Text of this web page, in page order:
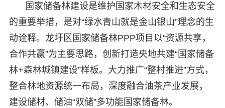
国家储备林建设是维护国家木材安全和生态安全
的重要举措，是对“绿水青山就是金山银山”理念的生
动诠释。龙圩区国家储备林PPP项目以“资源共享，
合作共赢”为主要思路，创新打造央地共建“国家储备
林+森林城镇建设”样板。大力推广“整村推进”方式，
整合林地资源统一布局，深度融合油茶产业发展，
建设储材、储油“双储”多功能国家储备林。